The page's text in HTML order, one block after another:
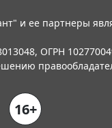
и ее партнеры
ОГРН
16+